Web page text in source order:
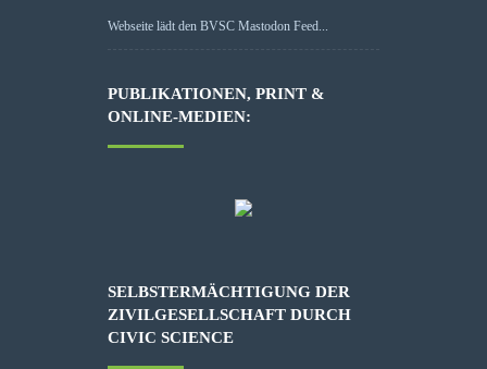
Webseite lädt den BVSC Mastodon Feed...
PUBLIKATIONEN, PRINT &
ONLINE-MEDIEN:
SELBSTERMÄCHTIGUNG DER
ZIVILGESELLSCHAFT DURCH
CIVIC SCIENCE